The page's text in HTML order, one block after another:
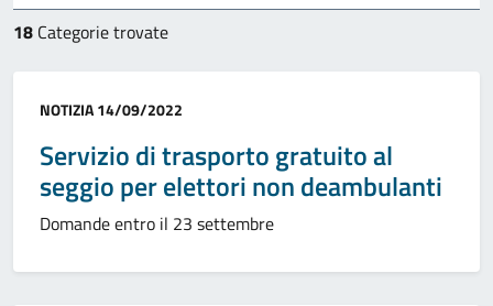
18 Categorie trovate
Categoria:
NOTIZIA14/09/2022
Servizio di trasporto gratuito al
seggio per elettori non deambulanti
Domande entro il 23 settembre